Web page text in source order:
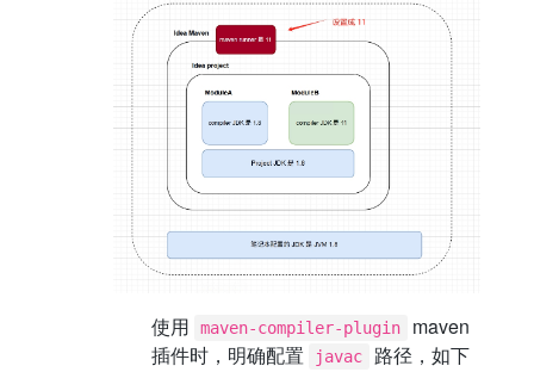
使用 maven-compiler-plugin
maven
插件时，明确配置
javac
路径，如下